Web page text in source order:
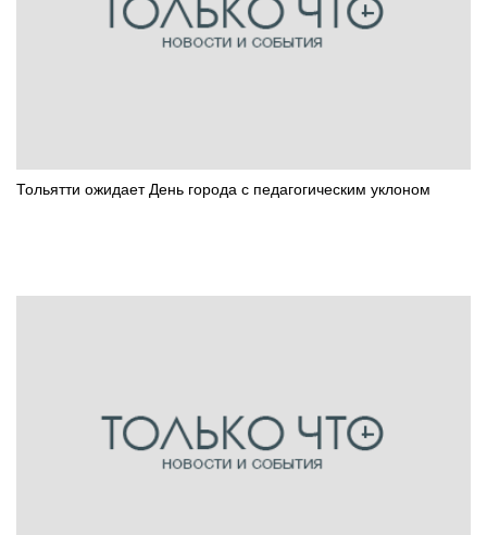
Тольятти ожидает День города с педагогическим уклоном